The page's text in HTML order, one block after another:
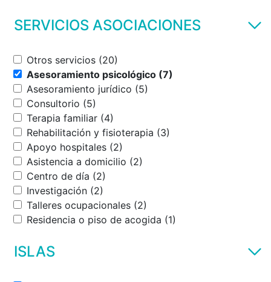
SERVICIOS ASOCIACIONES
Otros servicios (20)
Asesoramiento psicológico (7)
Asesoramiento jurídico (5)
Consultorio (5)
Terapia familiar (4)
Rehabilitación y fisioterapia (3)
Apoyo hospitales (2)
Asistencia a domicilio (2)
Centro de día (2)
Investigación (2)
Talleres ocupacionales (2)
Residencia o piso de acogida (1)
ISLAS